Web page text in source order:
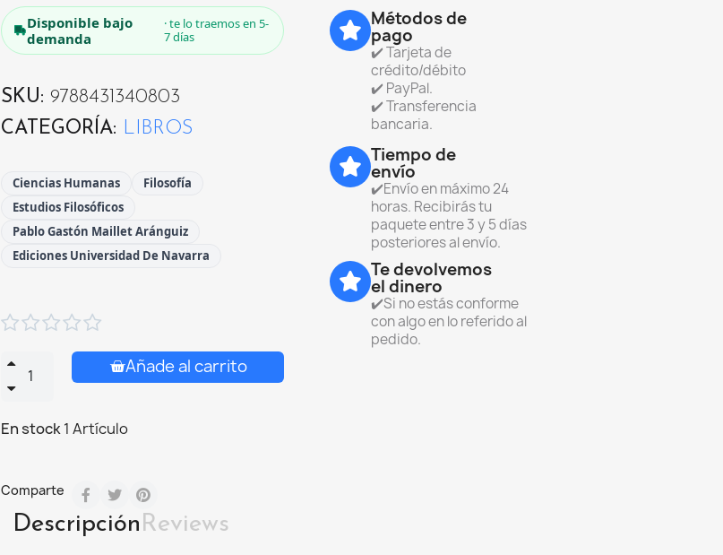
Disponible bajo
demanda
· te lo traemos en 5-
7 días
SKU
9788431340803
CATEGORÍA
LIBROS
Ciencias Humanas
Filosofía
Estudios Filosóficos
Pablo Gastón Maillet Aránguiz
Ediciones Universidad De Navarra

Añade al carrito
En stock1 Artículo
Comparte
Métodos de
pago
✔️ Tarjeta de
crédito/débito
✔️ PayPal.
✔️ Transferencia
bancaria.
Tiempo de
envío
✔️Envío en máximo 24
horas. Recibirás tu
paquete entre 3 y 5 días
posteriores al envío.
Te devolvemos
el dinero
✔️Si no estás conforme
con algo en lo referido al
pedido.
DescripciónReviews